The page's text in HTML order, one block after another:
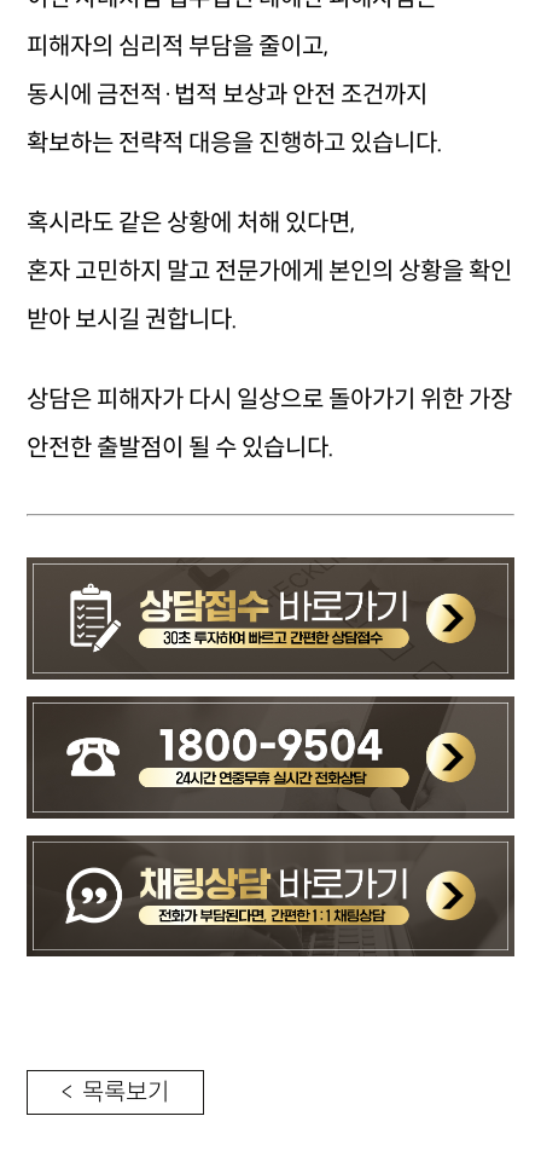
피해자의 심리적 부담을 줄이고,
동시에 금전적·법적 보상과 안전 조건까지
확보하는 전략적 대응을 진행하고 있습니다.
혹시라도 같은 상황에 처해 있다면,
혼자 고민하지 말고 전문가에게 본인의 상황을 확인
받아 보시길 권합니다.
상담은 피해자가 다시 일상으로 돌아가기 위한 가장
안전한 출발점이 될 수 있습니다.
< 목록보기